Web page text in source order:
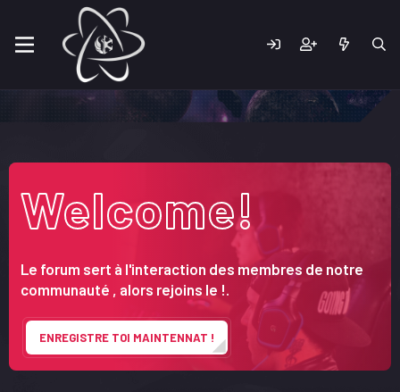
Welcome!
Le forum sert à l'interaction des membres de notre
communauté , alors rejoins le !.
ENREGISTRE TOI MAINTENNAT !